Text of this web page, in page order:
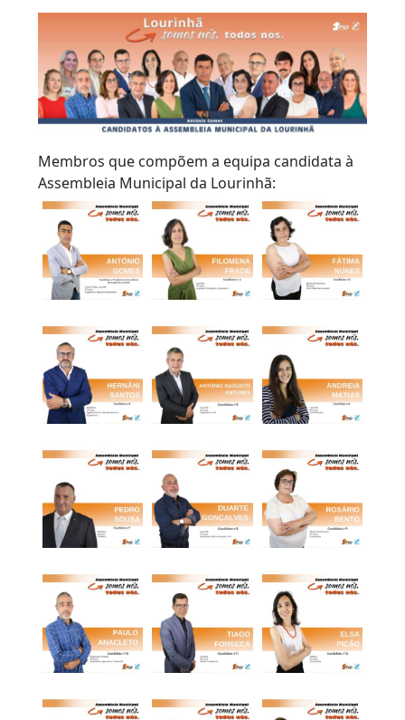
Membros que compõem a equipa candidata à
Assembleia Municipal da Lourinhã: